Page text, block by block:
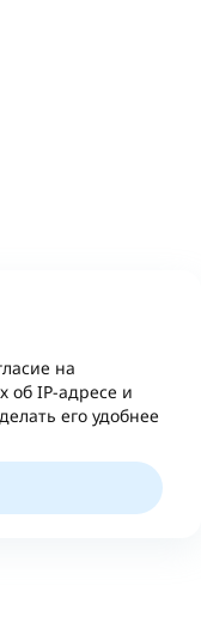
на
об IP-адресе и
его удобнее